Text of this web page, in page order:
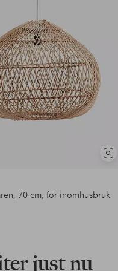
för postpaket över 599 kr
& Delbetalning
Visa
70 cm, för inomhusbruk
just nu